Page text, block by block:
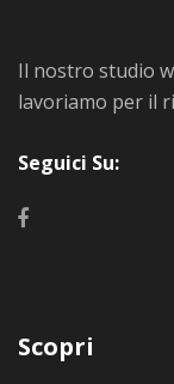
Il nostro studio
lavoriamo per il
Seguici Su:
Scopri